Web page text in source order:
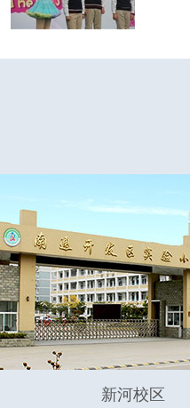
新河校区